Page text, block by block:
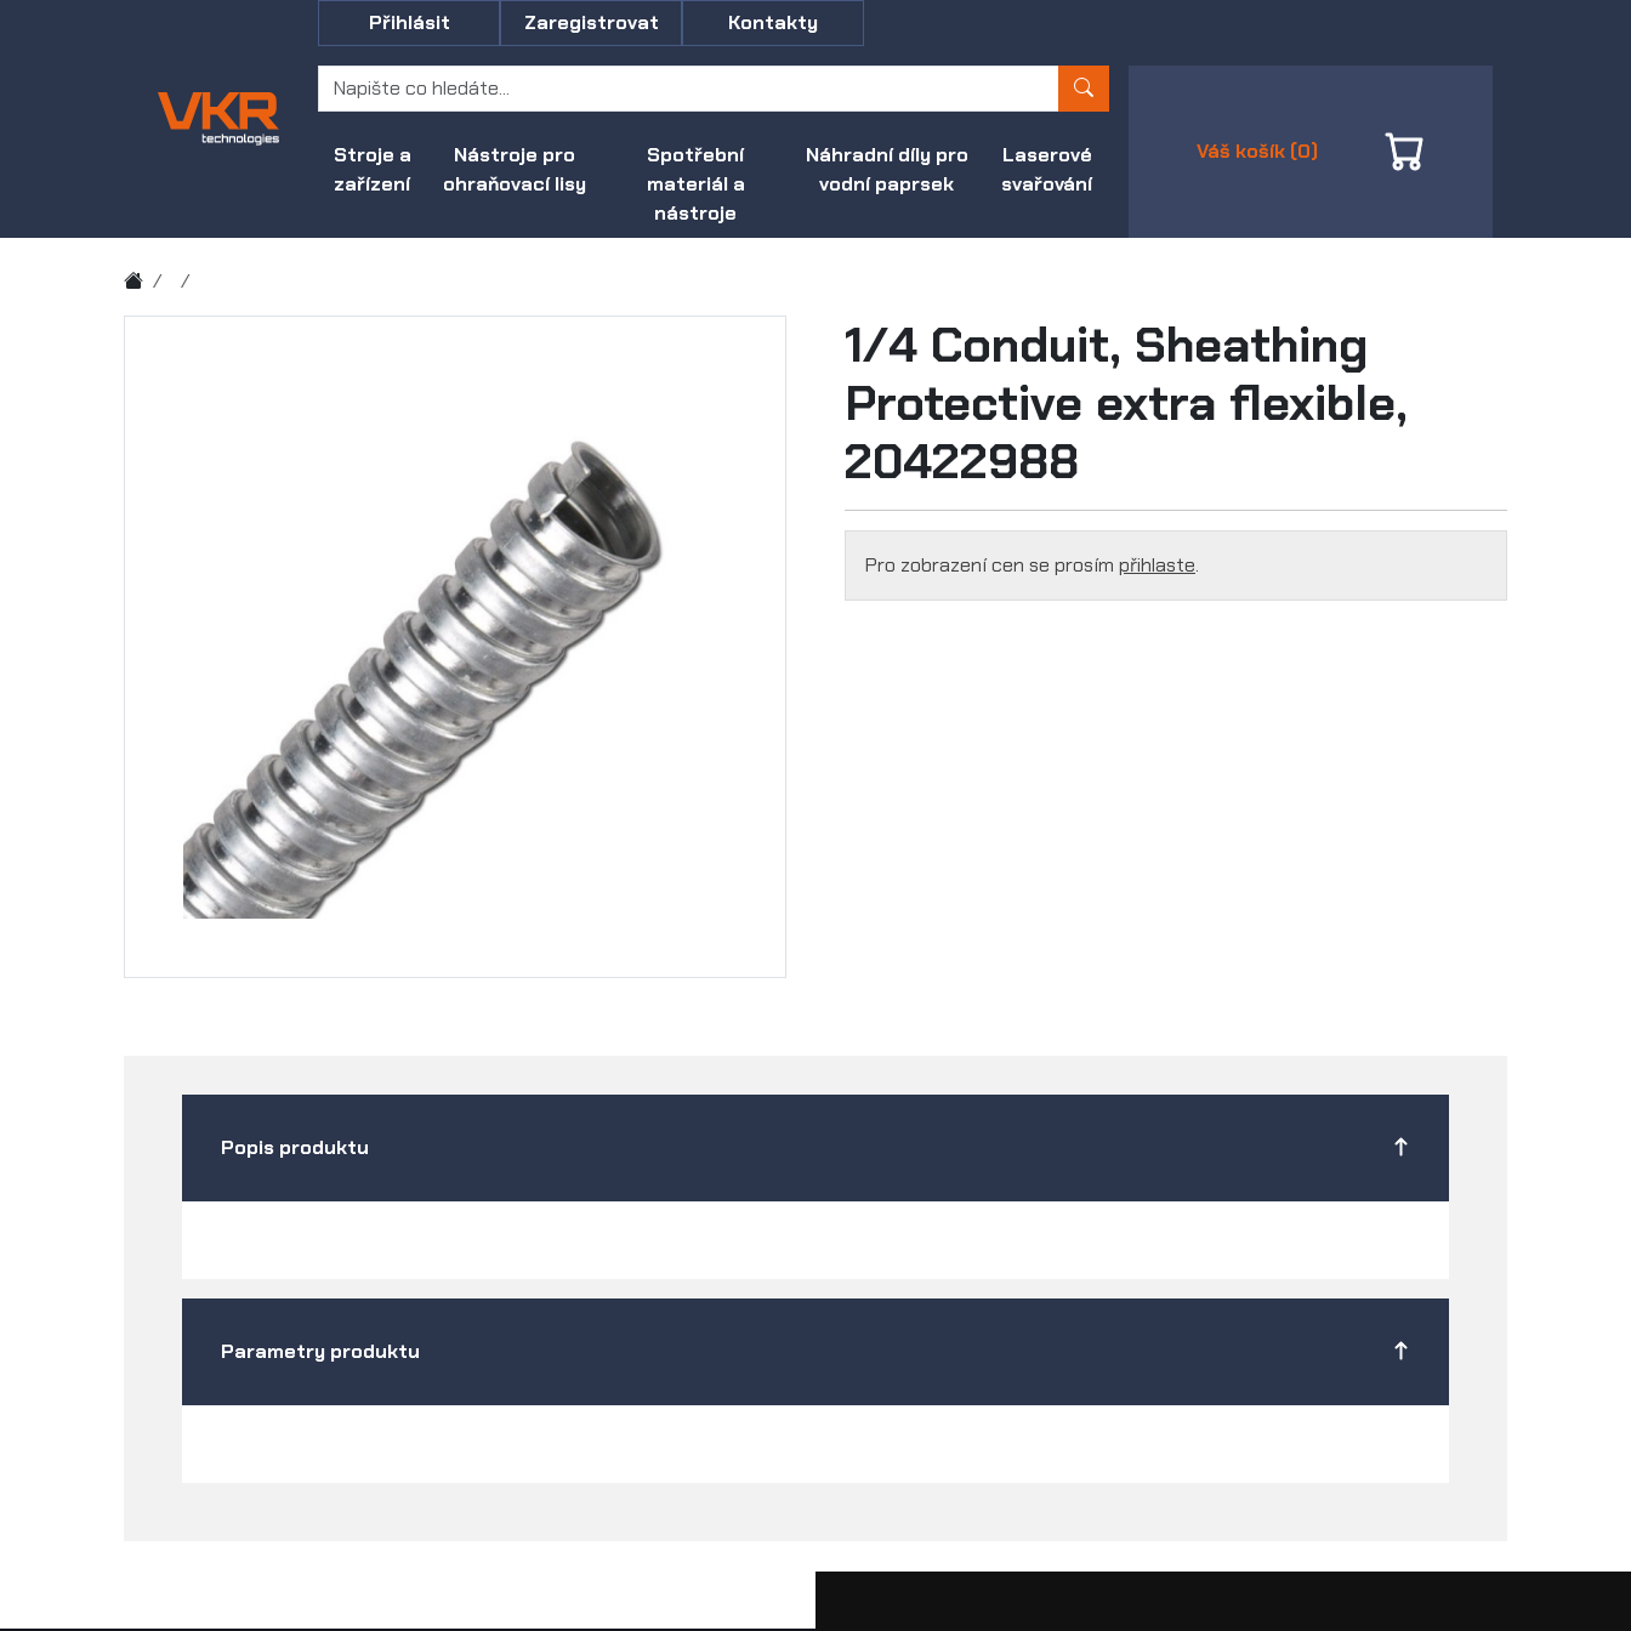
Stroje a
zařízení
Nástroje pro
ohraňovací lisy
Spotřební
materiál a
nástroje
Náhradní díly pro
vodní paprsek
Laserové
svařování
Přihlásit Zaregistrovat Kontakty
Váš košík (0)
1/4 Conduit, Sheathing
Protective extra flexible,
20422988
Pro zobrazení cen se prosím přihlaste.
Popis produktu
Parametry produktu